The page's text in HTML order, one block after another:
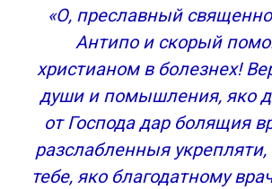
зубы, первые зубы)
Молитва от зубной боли для
Как читать молитву, чтобы унять
Православные молитвы: чудесная
зубной боли
Кому молиться?
Святой Антипа
Пресвятая Богородица
«О, преславный
Антипо и скорый
христианом в болезнех!
души и помышления, яко
от Господа дар болящия
разслабленныя укрепляти,
тебе, яко благодатному